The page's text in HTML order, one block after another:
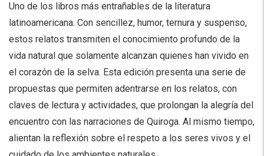
Uno de los libros más entrañables de la literatura
latinoamericana. Con sencillez, humor, ternura y suspenso,
estos relatos transmiten el conocimiento profundo de la
vida natural que solamente alcanzan quienes han vivido en
el corazón de la selva. Esta edición presenta una serie de
propuestas que permiten adentrarse en los relatos, con
claves de lectura y actividades, que prolongan la alegría del
encuentro con las narraciones de Quiroga. Al mismo tiempo,
alientan la reflexión sobre el respeto a los seres vivos y el